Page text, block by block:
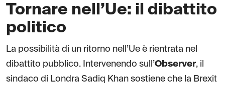
Tornare nell’Ue: il dibattito
politico
La possibilità di un ritorno nell’Ue è rientrata nel
dibattito pubblico. Intervenendo sull’Observer, il
sindaco di Londra Sadiq Khan sostiene che la Brexit